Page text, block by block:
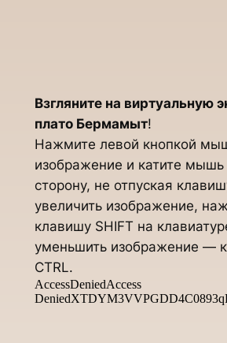
Взгляните на виртуальную
плато Бермамыт!
Нажмите левой кнопкой
изображение и катите
сторону, не отпуская
увеличить изображение,
клавишу SHIFT на
уменьшить изображение —
CTRL.